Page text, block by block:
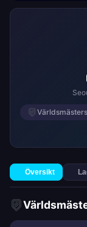
Översikt